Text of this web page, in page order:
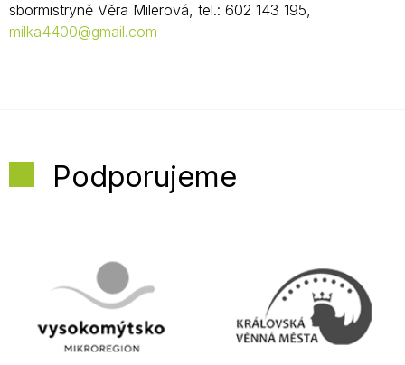
sbormistryně Věra Milerová, tel.: 602 143 195,
milka4400@gmail.com
Podporujeme